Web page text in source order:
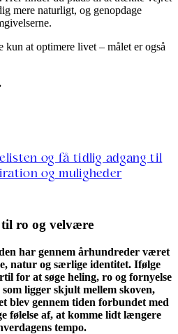
mere naturligt, og genopdage
kun at optimere livet – målet er også
og få tidlig adgang til
og muligheder
ro og velvære
har gennem århundreder været
natur og særlige identitet. Ifølge
for at søge heling, ro og fornyelse
ligger skjult mellem skoven,
blev gennem tiden forbundet med
følelse af, at komme lidt længere
tempo.